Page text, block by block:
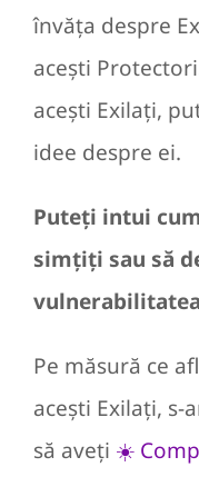
învăța despre
acești
acești Exilați,
idee despre ei.
Puteți intui
simțiți sau să
Pe măsură ce
acești Exilați, s-
să aveți ☀️